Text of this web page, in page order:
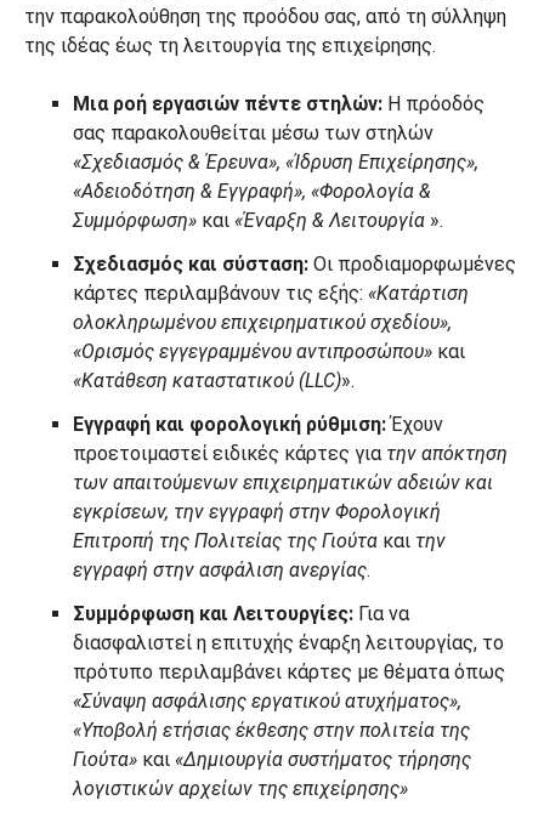
την παρακολούθηση της προόδου σας, από τη σύλληψη
της ιδέας έως τη λειτουργία της επιχείρησης.
Μια ροή εργασιών πέντε στηλών: Η πρόοδός
σας παρακολουθείται μέσω των στηλών
«Σχεδιασμός & Έρευνα», «Ίδρυση Επιχείρησης»,
«Αδειοδότηση & Εγγραφή», «Φορολογία &
Συμμόρφωση» και «Έναρξη & Λειτουργία ».
Σχεδιασμός και σύσταση: Οι προδιαμορφωμένες
κάρτες περιλαμβάνουν τις εξής: «Κατάρτιση
ολοκληρωμένου επιχειρηματικού σχεδίου»,
«Ορισμός εγγεγραμμένου αντιπροσώπου» και
«Κατάθεση καταστατικού (LLC)».
Εγγραφή και φορολογική ρύθμιση:Έχουν
προετοιμαστεί ειδικές κάρτες για την απόκτηση
των απαιτούμενων επιχειρηματικών αδειών και
εγκρίσεων, την εγγραφή στην Φορολογική
Επιτροπή της Πολιτείας της Γιούτα και την
εγγραφή στην ασφάλιση ανεργίας.
Συμμόρφωση και Λειτουργίες: Για να
διασφαλιστεί η επιτυχής έναρξη λειτουργίας, το
πρότυπο περιλαμβάνει κάρτες με θέματα όπως
«Σύναψη ασφάλισης εργατικού ατυχήματος»,
«Υποβολή ετήσιας έκθεσης στην πολιτεία της
Γιούτα» και «Δημιουργία συστήματος τήρησης
λογιστικών αρχείων της επιχείρησης»